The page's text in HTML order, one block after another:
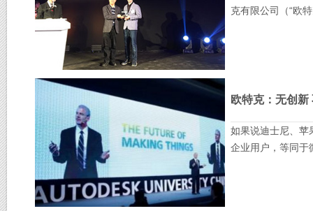
克有限公司（“欧
欧特克：无创新
如果说迪士尼、苹
企业用户，等同于